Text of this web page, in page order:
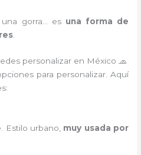
gorra… es una forma de
personalizar en México 🧢
para personalizar. Aquí
Estilo urbano, muy usada por